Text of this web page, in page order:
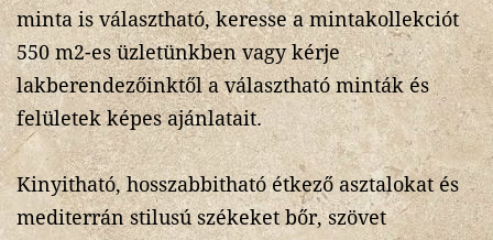
minta is választható, keresse a mintakollekciót
550 m2-es üzletünkben vagy kérje
lakberendezőinktől a választható minták és
felületek képes ajánlatait.
Kinyitható, hosszabbitható étkező asztalokat és
mediterrán stilusú székeket bőr, szövet